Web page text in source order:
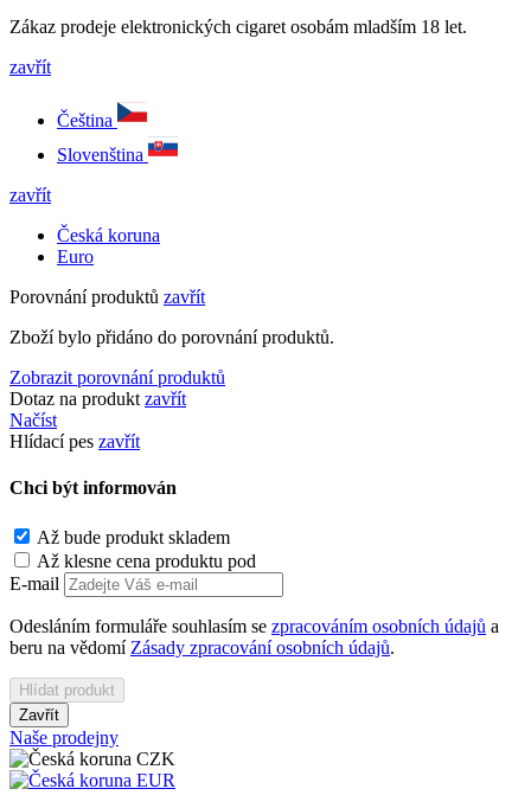
Zákaz prodeje elektronických cigaret osobám mladším 18 let.
zavřít
Čeština
Slovenština
zavřít
Česká koruna
Euro
Porovnání produktů zavřít
Zboží bylo přidáno do porovnání produktů.
Zobrazit porovnání produktů
Dotaz na produkt zavřít
Načíst
Hlídací pes zavřít
Chci být informován
Až bude produkt skladem
Až klesne cena produktu pod
E-mail
Odesláním formuláře souhlasím se zpracováním osobních údajů a
beru na vědomí Zásady zpracování osobních údajů.
Hlídat produkt
Zavřít
Naše prodejny
CZK
EUR